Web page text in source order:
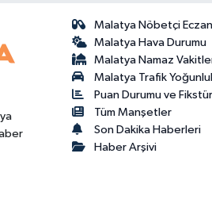
Malatya Nöbetçi
Malatya Hava Durumu
Malatya Namaz
Malatya Trafik
Puan Durumu ve Fikstür
Tüm Manşetler
Son Dakika Haberleri
Haber Arşivi